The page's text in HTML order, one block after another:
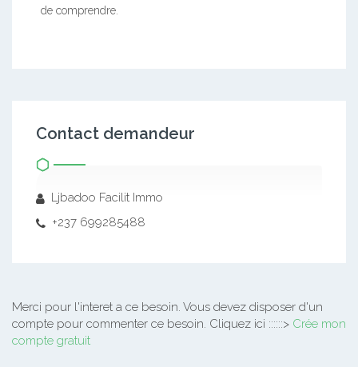
de comprendre.
Contact demandeur
Ljbadoo Facilit Immo
+237 699285488
Merci pour l'interet a ce besoin. Vous devez disposer d'un
compte pour commenter ce besoin. Cliquez ici ::::::> Crée mon
compte gratuit